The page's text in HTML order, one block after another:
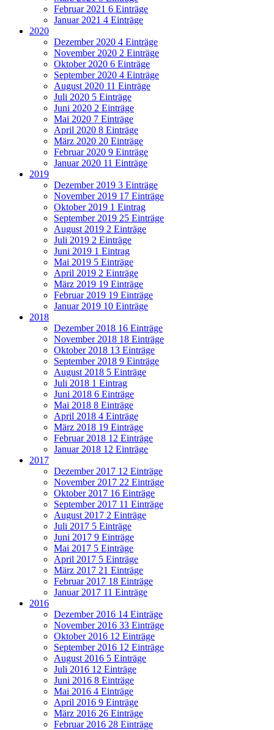
Februar 2021 6 Einträge
Januar 2021 4 Einträge
2020
Dezember 2020 4 Einträge
November 2020 2 Einträge
Oktober 2020 6 Einträge
September 2020 4 Einträge
August 2020 11 Einträge
Juli 2020 5 Einträge
Juni 2020 2 Einträge
Mai 2020 7 Einträge
April 2020 8 Einträge
März 2020 20 Einträge
Februar 2020 9 Einträge
Januar 2020 11 Einträge
2019
Dezember 2019 3 Einträge
November 2019 17 Einträge
Oktober 2019 1 Eintrag
September 2019 25 Einträge
August 2019 2 Einträge
Juli 2019 2 Einträge
Juni 2019 1 Eintrag
Mai 2019 5 Einträge
April 2019 2 Einträge
März 2019 19 Einträge
Februar 2019 19 Einträge
Januar 2019 10 Einträge
2018
Dezember 2018 16 Einträge
November 2018 18 Einträge
Oktober 2018 13 Einträge
September 2018 9 Einträge
August 2018 5 Einträge
Juli 2018 1 Eintrag
Juni 2018 6 Einträge
Mai 2018 8 Einträge
April 2018 4 Einträge
März 2018 19 Einträge
Februar 2018 12 Einträge
Januar 2018 12 Einträge
2017
Dezember 2017 12 Einträge
November 2017 22 Einträge
Oktober 2017 16 Einträge
September 2017 11 Einträge
August 2017 2 Einträge
Juli 2017 5 Einträge
Juni 2017 9 Einträge
Mai 2017 5 Einträge
April 2017 5 Einträge
März 2017 21 Einträge
Februar 2017 18 Einträge
Januar 2017 11 Einträge
2016
Dezember 2016 14 Einträge
November 2016 33 Einträge
Oktober 2016 12 Einträge
September 2016 12 Einträge
August 2016 5 Einträge
Juli 2016 12 Einträge
Juni 2016 8 Einträge
Mai 2016 4 Einträge
April 2016 9 Einträge
März 2016 26 Einträge
Februar 2016 28 Einträge